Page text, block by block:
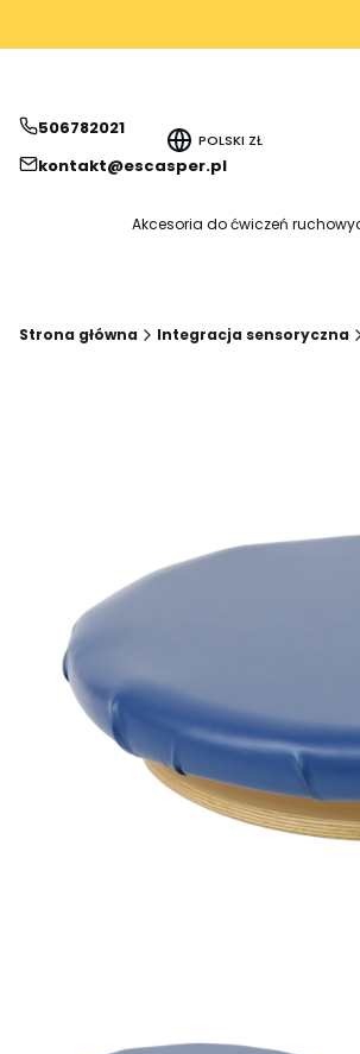
506782021
kontakt@escasper.pl
POLSKI ZŁ
Akcesoria do ćwiczeń
Strona główna Integracja sensoryczna